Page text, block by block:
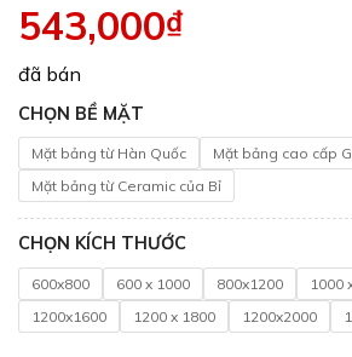
543,000₫
đã bán
CHỌN BỀ MẶT
Mặt bảng từ Hàn Quốc
Mặt bảng cao cấp
Mặt bảng từ Ceramic của Bỉ
CHỌN KÍCH THƯỚC
600x800 600 x 1000 800x1200 1000
1200x1600
1200 x 1800 1200x2000